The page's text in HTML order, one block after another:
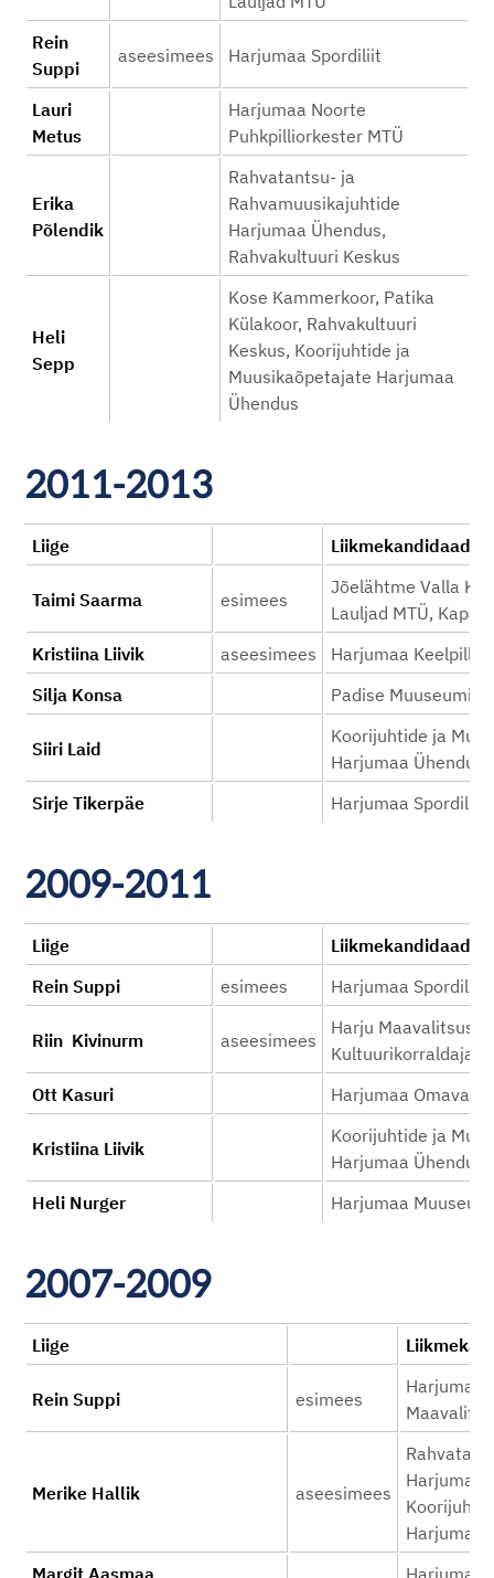
Rein
Suppi
aseesimees Harjumaa Spordiliit
Lauri
Metus
Harjumaa Noorte
Puhkpilliorkester MTÜ
Erika
Põlendik
Rahvatantsu- ja
Rahvamuusikajuhtide
Harjumaa Ühendus,
Rahvakultuuri Keskus
Heli
Sepp
Kose Kammerkoor, Patika
Külakoor, Rahvakultuuri
Keskus, Koorijuhtide ja
Muusikaõpetajate Harjumaa
Ühendus
2011-2013
Liige
Taimi Saarma esimees
Jõelähtme Valla
Lauljad MTÜ, Kapak
Kristiina Liivik
aseesimees
Harjumaa
Silja Konsa
Padise Muuseumi
Siiri Laid
Koorijuhtide ja
Harjumaa Ühendus
Sirje Tikerpäe
Harjumaa Spordiliit
2009-2011
Liige
Rein Suppi
esimees Harjumaa Spordiliit
Riin Kivinurm aseesimees
Harju Maavalitsus,
Ott Kasuri
Harjumaa
Kristiina Liivik
Koorijuhtide ja
Harjumaa Ühendus
Heli Nurger
Harjumaa Muuseum
2007-2009
Liige
Rein Suppi esimees
Harjumaa
Merike Hallik aseesimees
Harjumaa
Harjumaa
Margit Aasmaa
Harjumaa